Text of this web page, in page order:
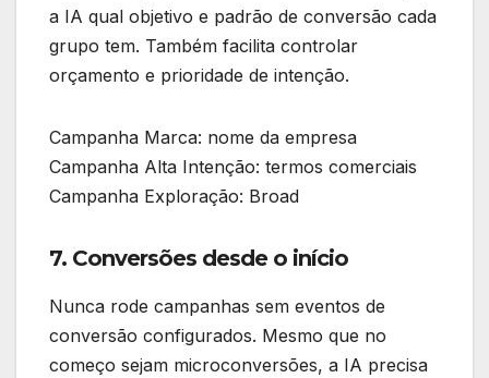
a IA qual objetivo e padrão de conversão cada
grupo tem. Também facilita controlar
orçamento e prioridade de intenção.
Campanha Marca: nome da empresa
Campanha Alta Intenção: termos comerciais
Campanha Exploração: Broad
7. Conversões desde o início
Nunca rode campanhas sem eventos de
conversão configurados. Mesmo que no
começo sejam microconversões, a IA precisa